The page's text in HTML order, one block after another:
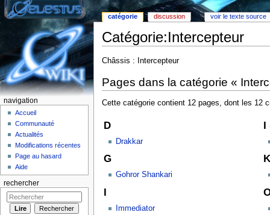
Catégorie:Intercepteur
Châssis : Intercepteur
Pages dans la catégorie «
Cette catégorie contient 12 pages, dont les 12
D
Drakkar
G
Gohror Shankari
I
Immediator
I
K
catégorie discussion voir le texte source
navigation
Accueil
Communauté
Actualités
Modifications récentes
Page au hasard
Aide
rechercher